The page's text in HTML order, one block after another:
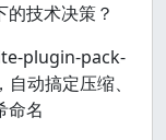
的技术决策？
plugin-pack-
动搞定压缩、
命名